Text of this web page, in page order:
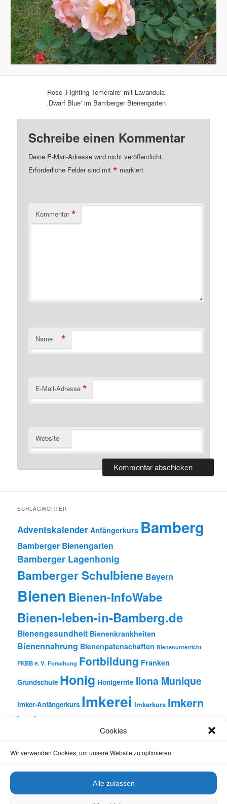
Cookies
Wir verwenden Cookies, um unsere Website zu optimieren.
Alle zulassen
Rose ‚Fighting Temeraire‘ mit Lavandula
‚Dwarf Blue‘ im Bamberger Bienengarten
Schreibe einen Kommentar
Deine E-Mail-Adresse wird nicht veröffentlicht.
Erforderliche Felder sind mit* markiert
Kommentar *
Name *
E-Mail-Adresse *
Website
SCHLAGWÖRTER
Adventskalender Anfängerkurs Bamberg
Bamberger Bienengarten
Bamberger Lagenhonig
Bamberger Schulbiene Bayern
Bienen Bienen-InfoWabe
Bienen-leben-in-Bamberg.de
Bienengesundheit Bienenkrankheiten
Bienennahrung Bienenpatenschaften Bienenunterricht
FKBB e. V. Forschung Fortbildung Franken
Grundschule Honig Honigernte Ilona Munique
Imker-Anfängerkurs Imkerei Imkerkurs Imkern
Insekten
Natur Oberfranken
Unterricht
Vortrag Wachs